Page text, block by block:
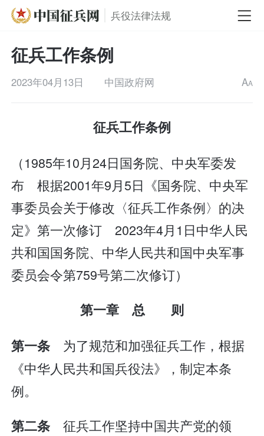
兵役法律法规
征兵工作条例
2023年04月13日 中国政府网 AA
征兵工作条例
（1985年10月24日国务院、中央军委发
布 根据2001年9月5日《国务院、中央军
事委员会关于修改〈征兵工作条例〉的决
定》第一次修订 2023年4月1日中华人民
共和国国务院、中华人民共和国中央军事
委员会令第759号第二次修订）
第一章 总 则
第一条 为了规范和加强征兵工作，根据
《中华人民共和国兵役法》，制定本条
例。
第二条 征兵工作坚持中国共产党的领